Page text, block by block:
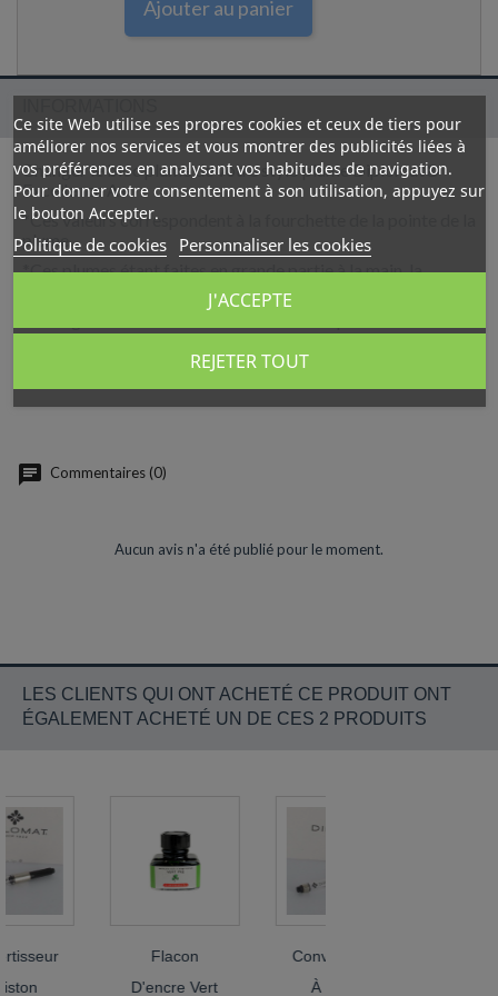
Ajouter au panier
Changer le bloc plume de votre stylo plume Diplomat®
Excellence A+
*Ces valeurs correspondent à la fourchette de la pointe de la
plume.
*Ces plumes étant faites en grande partie à la main, la
tolérance est d'environ 1/10 ème de millimètre.
sur la plume, de l'encre, de l'humidité et de la qualité du
Commentaires (0)
Aucun avis n'a été publié pour le moment.
LES CLIENTS QUI ONT ACHETÉ CE PRODUIT ONT
ÉGALEMENT ACHETÉ UN DE CES 2 PRODUITS
Flacon
D'encre Vert
Convertisseur
À Piston
Ce site Web utilise ses propres cookies et ceux de tiers pour
améliorer nos services et vous montrer des publicités liées à
vos préférences en analysant vos habitudes de navigation.
Pour donner votre consentement à son utilisation, appuyez sur
le bouton Accepter.
Politique de cookies Personnaliser les cookies
REJETER TOUT
J'ACCEPTE